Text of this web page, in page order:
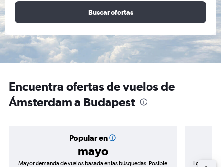
Buscar ofertas
Encuentra ofertas de vuelos de
Ámsterdam a Budapest
Popular en
mayo
Mayor demanda de vuelos basada en las búsquedas. Posible
Los